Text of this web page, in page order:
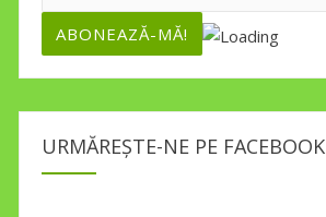
URMĂREȘTE-NE PE FACEBOOK